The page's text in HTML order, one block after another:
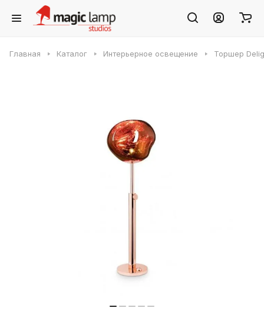
Главная Каталог Интерьерное освещение Торшер